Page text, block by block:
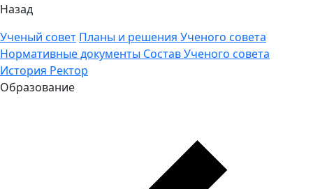
Назад
Ученый совет Планы и решения Ученого совета
Нормативные документы Состав Ученого совета
История Ректор
Образование